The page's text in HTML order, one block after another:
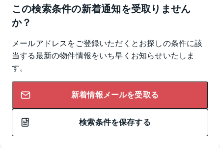
この検索条件の新着通知を受取りません
か？
メールアドレスをご登録いただくとお探しの条件に該
当する最新の物件情報をいち早くお知らせいたしま
す。
新着情報メールを受取る
検索条件を保存する